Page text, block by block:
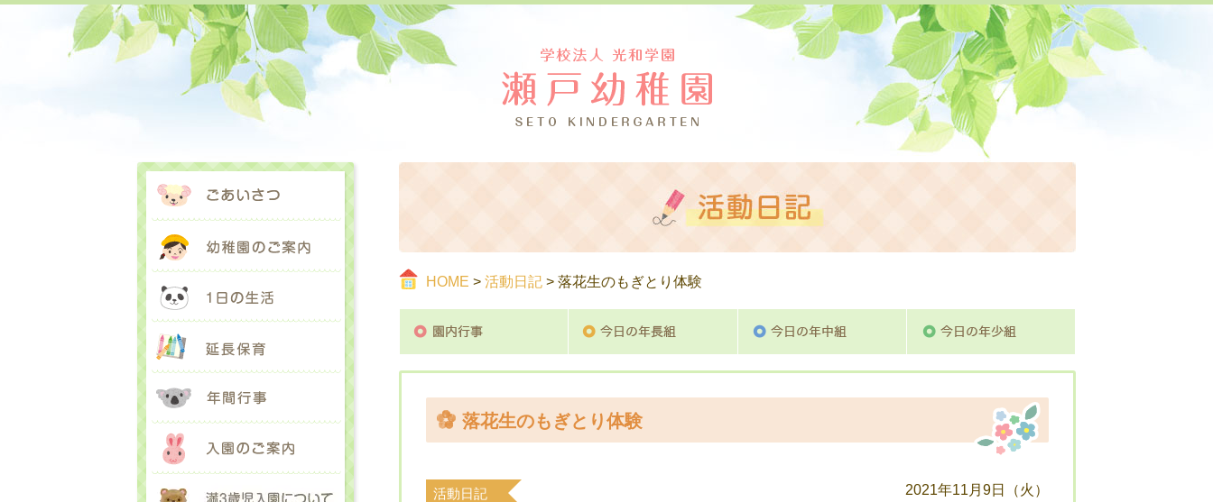
HOME > 活動日記 > 落花生のもぎとり体験
落花生のもぎとり体験
活動日記 2021年11月9日（火）
ごあいさつ
幼稚園のご案内
1日の生活
満３歳児入園について